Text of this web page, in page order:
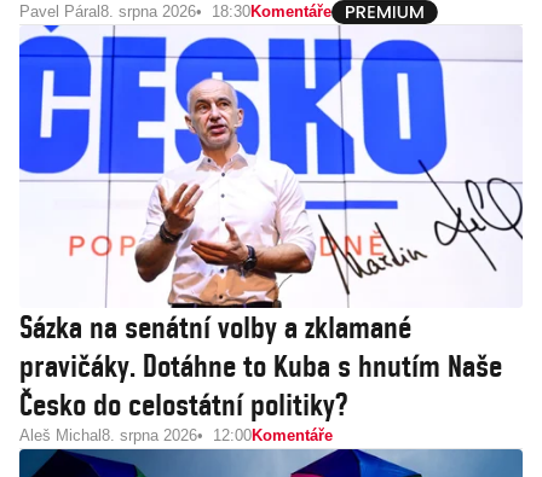
Pavel Páral 8. srpna 2026 18:30Komentáře
Sázka na senátní volby a zklamané
pravičáky. Dotáhne to Kuba s hnutím Naše
Česko do celostátní politiky?
Aleš Michal 8. srpna 2026 12:00Komentáře